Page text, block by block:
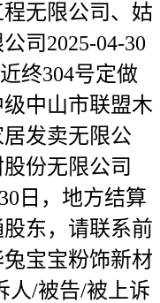
无限公司、姑
司2025-04-30
终304号定做
中山市联盟木
发卖无限公
份无限公司
日，地方结算
东，请联系前
宝宝粉饰新材
人/被告/被上诉